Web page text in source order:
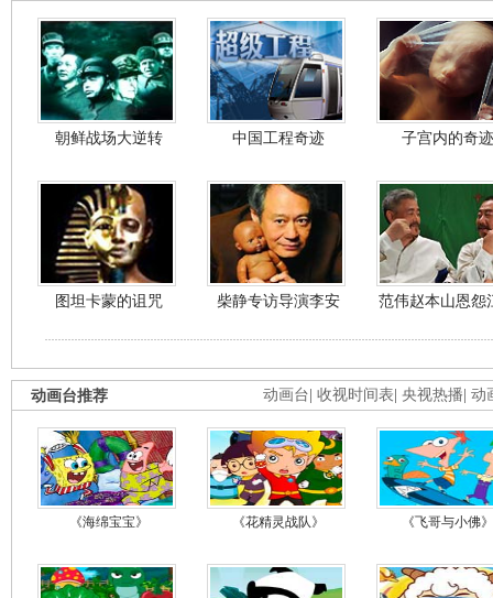
朝鲜战场大逆转 中国工程奇迹 子宫内的奇迹
图坦卡蒙的诅咒 柴静专访导演李安 范伟赵本山恩怨
动画台 收视时间表 央视热播 动
动画台推荐
《海绵宝宝》 《花精灵战队》 《飞哥与小佛》